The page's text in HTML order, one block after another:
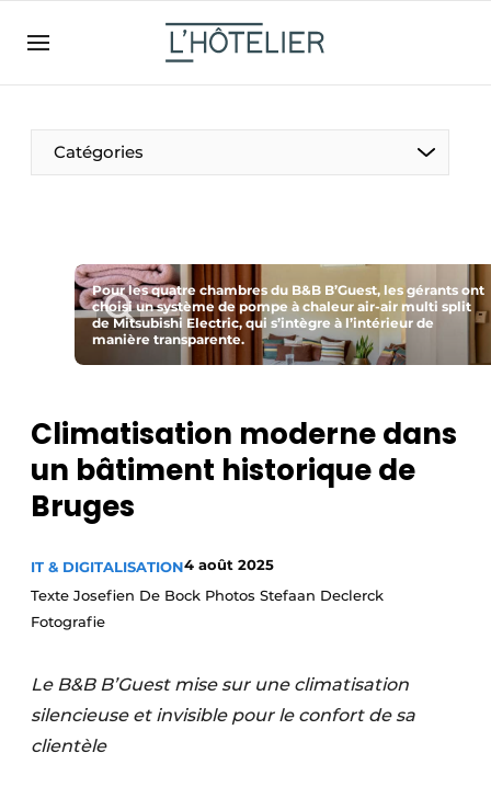
BE
EN
NL
EN
Catégories
Nettoyage & Entretien
Pour les quatre chambres du B&B B’Guest, les gérants ont
choisi un système de pompe à chaleur air-air multi split
de Mitsubishi Electric, qui s’intègre à l’intérieur de
manière transparente.
Climatisation moderne dans
un bâtiment historique de
Bruges
IT & DIGITALISATION4 août 2025
Texte Josefien De Bock Photos Stefaan Declerck
Fotografie
Le B&B B’Guest mise sur une climatisation
silencieuse et invisible pour le confort de sa
clientèle